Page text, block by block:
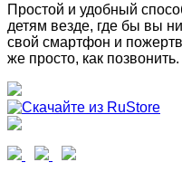
Простой и удобный
детям везде, где бы вы
свой смартфон и
же просто, как позвонить.